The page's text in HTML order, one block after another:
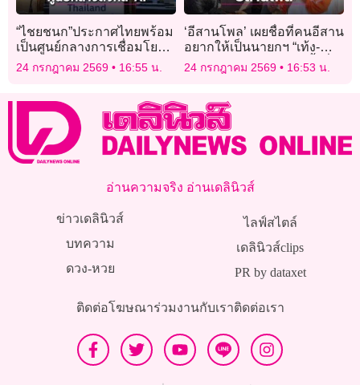
“ไชยชนก”ประกาศไทยพร้อม
เป็นศูนย์กลางการเชื่อมโยง
ดิจิทัล- AI
24 กรกฎาคม 2569 16:55 น.
‘อีสานโพล’ เผยชื่อที่คนอีสาน
อยากให้เป็นนายกฯ “เท้ง-ณัฐ
พงษ์” อันดับ 1 “อนุทิน” รั้งที่ 4
24 กรกฎาคม 2569 16:53 น.
อ่านความจริง อ่านเดลินิวส์
ข่าวเดลินิวส์
บทความ
ดวง-หวย
ไลฟ์สไตล์
เดลินิวส์clips
PR by dataxet
ติดต่อโฆษณาร่วมงานกับเราติดต่อเรา